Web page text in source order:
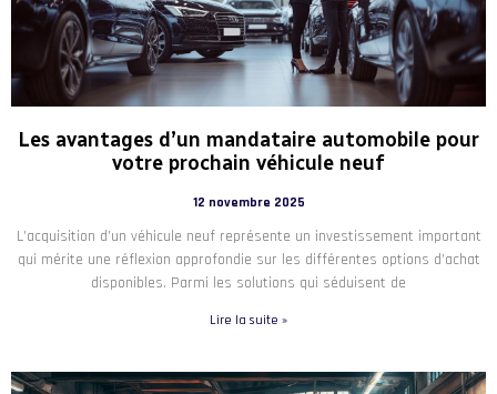
Les avantages d’un mandataire automobile pour
votre prochain véhicule neuf
12 novembre 2025
L’acquisition d’un véhicule neuf représente un investissement important
qui mérite une réflexion approfondie sur les différentes options d’achat
disponibles. Parmi les solutions qui séduisent de
Lire la suite »